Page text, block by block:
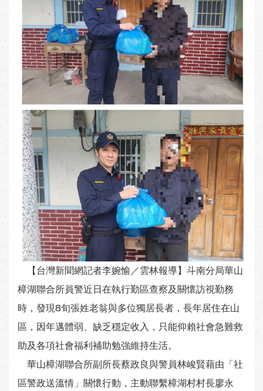
【台灣新聞網記者李婉愉／雲林報導】斗南分局華山
樟湖聯合所員警近日在執行勤區查察及關懷訪視勤務
時，發現8旬張姓老翁與多位獨居長者，長年居住在山
區，因年邁體弱、缺乏穩定收入，只能仰賴社會急難救
助及各項社會福利補助勉強維持生活。
華山樟湖聯合所副所長蔡政良與警員林峻賢藉由「社
區警政送溫情」關懷行動，主動聯繫樟湖村村長廖永